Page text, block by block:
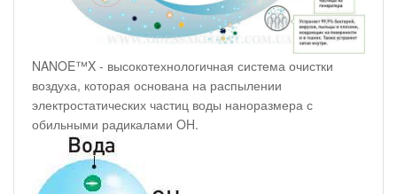
NANOE™X - высокотехнологичная система очистки
воздуха, которая основана на распылении
электростатических частиц воды наноразмера с
обильными радикалами OH.